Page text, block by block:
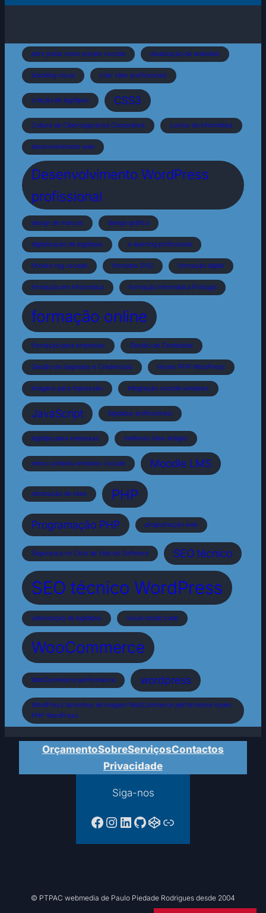
abrir pasta como projeto vscode atualização de websites
branding visual criar sites profissionais
criação de logótipos CSS3
Cultura de Cibersegurança Corporativa cursos de informática
desenvolvimento web
Desenvolvimento WordPress
profissional
design de marcas design gráfico
digitalização de logotipos e-learning profissional
ficheiro reg vscode formatos SVG formação digital
formação em informática formação informática Portugal
formação online
formação para empresas Gestão de Conteúdos
Gestão de Segredos e Credenciais Hooks PHP WordPress
imagens para impressão integração vscode windows
JavaScript logotipos profissionais
logótipo para empresas melhorar sites antigos
menu contexto windows vscode Moodle LMS
otimização de sites PHP
Programação PHP programação web
Segurança no Ciclo de Vida do Software SEO técnico
SEO técnico WordPress
vetorização de logótipos visual studio code
WooCommerce
WooCommerce performance wordpress
WordPress tamanhos de imagem WooCommerce performance hooks
PHP WordPress
OrçamentoSobreServiçosContactos
Privacidade
Siga-nos
Facebook da PTPAC
Instagram
LinkedIn
GitHub
CodePen
Ligação
© PTPAC webmedia de Paulo Piedade Rodrigues desde 2004